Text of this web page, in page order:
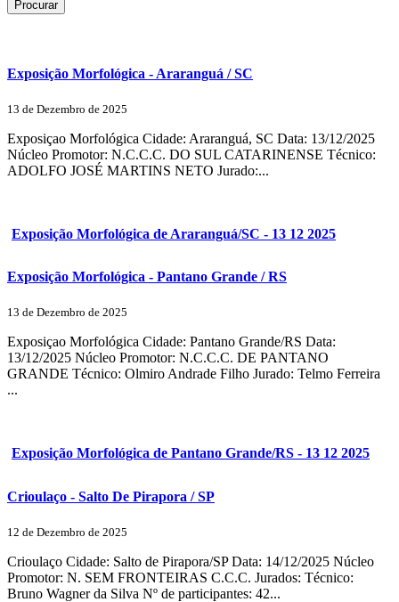
Exposição Morfológica - Araranguá / SC
13 de Dezembro de 2025
Exposiçao Morfológica Cidade: Araranguá, SC Data: 13/12/2025
Núcleo Promotor: N.C.C.C. DO SUL CATARINENSE Técnico:
ADOLFO JOSÉ MARTINS NETO Jurado:...
Exposição Morfológica de Araranguá/SC - 13 12 2025
Exposição Morfológica - Pantano Grande / RS
13 de Dezembro de 2025
Exposiçao Morfológica Cidade: Pantano Grande/RS Data:
13/12/2025 Núcleo Promotor: N.C.C.C. DE PANTANO
GRANDE Técnico: Olmiro Andrade Filho Jurado: Telmo Ferreira
...
Exposição Morfológica de Pantano Grande/RS - 13 12 2025
Crioulaço - Salto De Pirapora / SP
12 de Dezembro de 2025
Crioulaço Cidade: Salto de Pirapora/SP Data: 14/12/2025 Núcleo
Promotor: N. SEM FRONTEIRAS C.C.C. Jurados: Técnico:
Bruno Wagner da Silva Nº de participantes: 42...